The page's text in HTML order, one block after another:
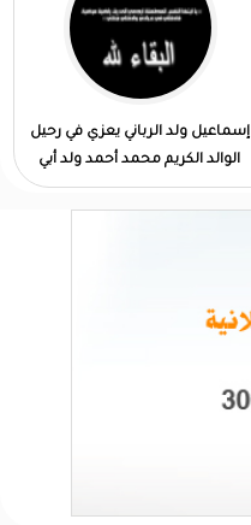
إسماعيل ولد الرباني يعزي في رحيل
الوالد الكريم محمد أحمد ولد أبي